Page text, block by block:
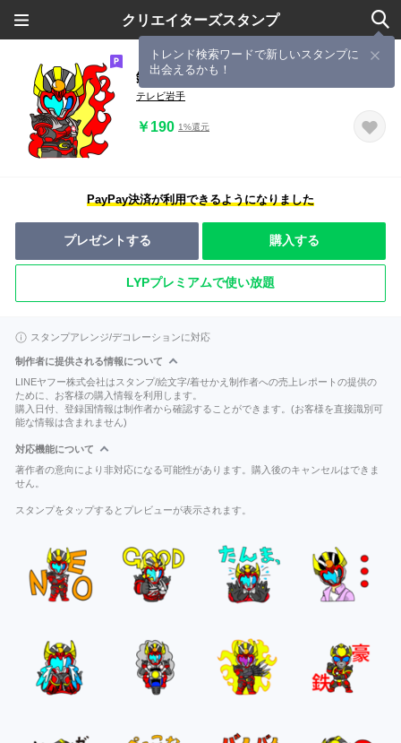
クリエイターズスタンプ
トレンド検索ワードで新しいスタンプに
出会えるかも！
鉄神ガンライザーNEO vol.2
テレビ岩手
￥190 1%還元
PayPay決済が利用できるようになりました
プレゼントする 購入する
LYPプレミアムで使い放題
スタンプアレンジ/デコレーションに対応
制作者に提供される情報について
LINEヤフー株式会社はスタンプ/絵文字/着せかえ制作者への売上レポートの提供の
ために、お客様の購入情報を利用します。
購入日付、登録国情報は制作者から確認することができます。(お客様を直接識別可
能な情報は含まれません)
対応機能について
著作者の意向により非対応になる可能性があります。購入後のキャンセルはできま
せん。
スタンプをタップするとプレビューが表示されます。